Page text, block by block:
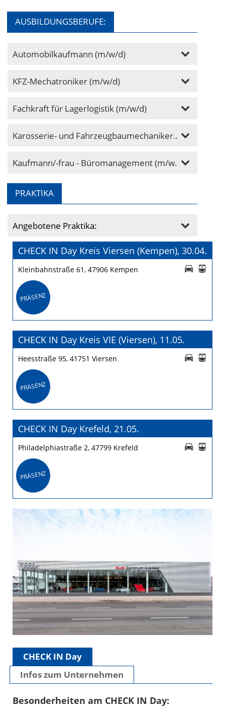
AUSBILDUNGSBERUFE:
Automobilkaufmann (m/w/d)
KFZ-Mechatroniker (m/w/d)
Fachkraft für Lagerlogistik (m/w/d)
Karosserie- und Fahrzeugbaumechaniker/in (m/w/d)
Kaufmann/-frau - Büromanagement (m/w/d)
PRAKTIKA
Angebotene Praktika:
CHECK IN Day Kreis Viersen (Kempen), 30.04.
Kleinbahnstraße 61, 47906 Kempen
PRÄSENZ
CHECK IN Day Kreis VIE (Viersen), 11.05.
Heesstraße 95, 41751 Viersen
PRÄSENZ
CHECK IN Day Krefeld, 21.05.
Philadelphiastraße 2, 47799 Krefeld
PRÄSENZ
CHECK IN Day
Infos zum Unternehmen
Besonderheiten am CHECK IN Day: